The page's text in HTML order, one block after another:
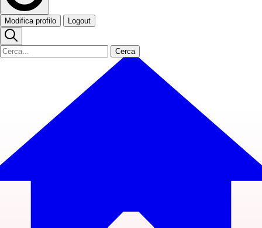
Modifica profilo Logout
Cerca